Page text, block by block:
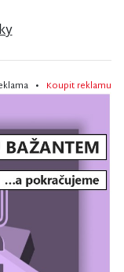
• Koupit reklamu